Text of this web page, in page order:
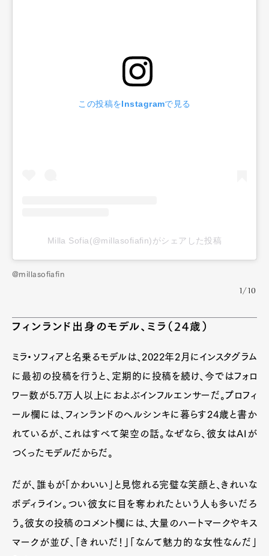
この投稿をInstagramで見る
Milla Sofia(@millasofiafin)がシェアした投稿
@millasofiafin
1/10
フィンランド出身のモデル、ミラ（24歳）
ミラ・ソフィアと名乗るモデルは、2022年2月にインスタグラム
に最初の投稿を行うと、定期的に投稿を続け、今ではフォロ
ワー数が5.7万人以上におよぶインフルエンサーだ。プロフィ
ール欄には、フィンランドのヘルシンキに暮らす24歳と書か
れているが、これはすべて架空の話。なぜなら、彼女はAIが
つくったモデルだからだ。
だが、誰もが「かわいい」と見惚れる完璧な笑顔と、きれいな
ボディライン。つい彼女に目を奪われたという人も多いだろ
う。彼女の投稿のコメント欄には、大量のハートマークやキス
マークが並び、「きれいだ！」「なんて魅力的な女性なんだ」